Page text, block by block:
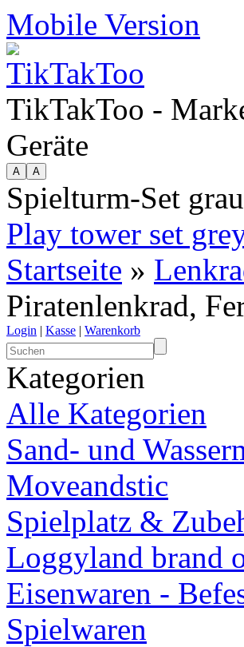
Mobile Version
TikTakToo -
Geräte
Spielturm-Set
Play tower set
Startseite »
Piratenlenkrad,
Login | Kasse | Warenkorb
Kategorien
Alle Kategorien
Sand- und
Moveandstic
Spielplatz &
Loggyland brand
Eisenwaren -
Spielwaren